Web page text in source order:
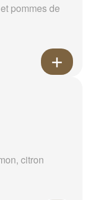
pommes de
citron